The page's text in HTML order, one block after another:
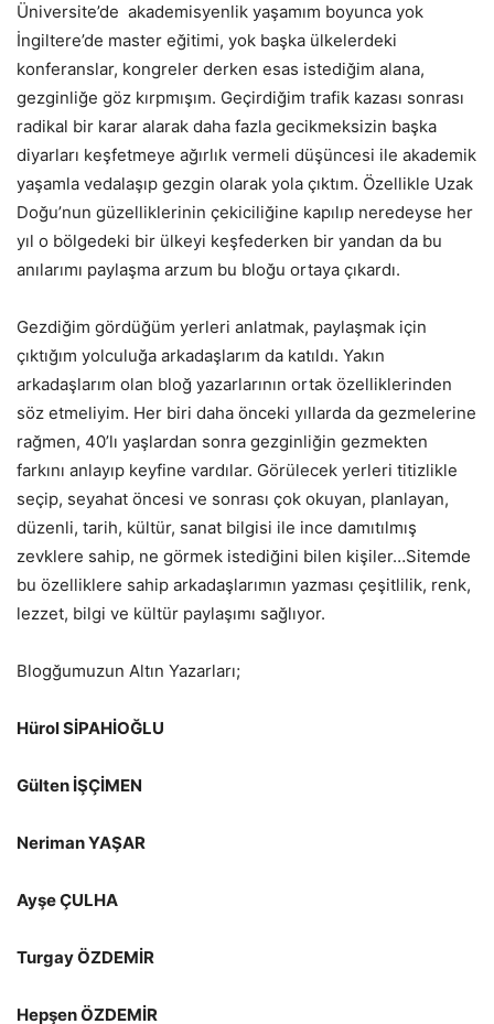
Üniversite’de akademisyenlik yaşamım boyunca yok
İngiltere’de master eğitimi, yok başka ülkelerdeki
konferanslar, kongreler derken esas istediğim alana,
gezginliğe göz kırpmışım. Geçirdiğim trafik kazası sonrası
radikal bir karar alarak daha fazla gecikmeksizin başka
diyarları keşfetmeye ağırlık vermeli düşüncesi ile akademik
yaşamla vedalaşıp gezgin olarak yola çıktım. Özellikle Uzak
Doğu’nun güzelliklerinin çekiciliğine kapılıp neredeyse her
yıl o bölgedeki bir ülkeyi keşfederken bir yandan da bu
anılarımı paylaşma arzum bu bloğu ortaya çıkardı.
Gezdiğim gördüğüm yerleri anlatmak, paylaşmak için
çıktığım yolculuğa arkadaşlarım da katıldı. Yakın
arkadaşlarım olan bloğ yazarlarının ortak özelliklerinden
söz etmeliyim. Her biri daha önceki yıllarda da gezmelerine
rağmen, 40’lı yaşlardan sonra gezginliğin gezmekten
farkını anlayıp keyfine vardılar. Görülecek yerleri titizlikle
seçip, seyahat öncesi ve sonrası çok okuyan, planlayan,
düzenli, tarih, kültür, sanat bilgisi ile ince damıtılmış
zevklere sahip, ne görmek istediğini bilen kişiler…Sitemde
bu özelliklere sahip arkadaşlarımın yazması çeşitlilik, renk,
lezzet, bilgi ve kültür paylaşımı sağlıyor.
Blogğumuzun Altın Yazarları;
Hürol SİPAHİOĞLU
Gülten İŞÇİMEN
Neriman YAŞAR
Ayşe ÇULHA
Turgay ÖZDEMİR
Hepşen ÖZDEMİR